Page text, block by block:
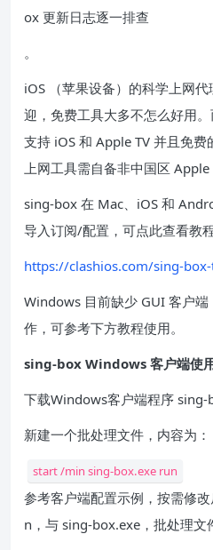
ox 更新日志逐一排查
。
iOS （苹果设备）的科学上网
迎，免费工具大多不怎么好用
支持 iOS 和 Apple TV 并且免
上网工具需自备非中国区 Apple
sing-box 在 Mac、iOS 和
导入订阅/配置，可点此查看教
https://clashios.com/sing-
Windows 目前缺少 GUI 客户
作，可参考下方教程使用。
sing-box Windows 客户端使
下载Windows客户端程序 sing-
新建一个批处理文件，内容为：
start /min sing-box.exe run
参考客户端配置示例，按需修
n，与 sing-box.exe，批处理文